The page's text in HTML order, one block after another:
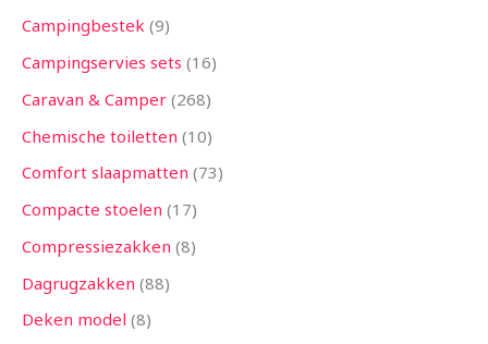
Campingbestek 9
Campingservies sets 16
Caravan & Camper 268
Chemische toiletten 10
Comfort slaapmatten 73
Compacte stoelen 17
Compressiezakken 8
Dagrugzakken 88
Deken model 8